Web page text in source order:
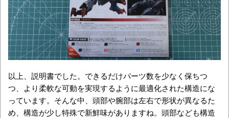
以上、説明書でした。できるだけパーツ数を少なく保ちつ
つ、より柔軟な可動を実現するように最適化された構造にな
っています。そんな中、頭部や腕部は左右で形状が異なるた
め、構造が少し特殊で新鮮味がありますね。頭部なども構造